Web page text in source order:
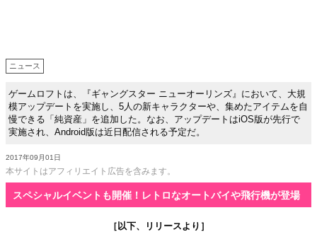
ニュース
ゲームロフトは、『ギャングスター ニューオーリンズ』において、大規
模アップデートを実施し、5人の新キャラクターや、集めたアイテムを自
慢できる「純資産」を追加した。なお、アップデートはiOS版が先行で
実施され、Android版は近日配信される予定だ。
2017年09月01日
本サイトはアフィリエイト広告を含みます。
スペシャルイベントも開催！レトロなオートバイや飛行機が登場
［以下、リリースより］